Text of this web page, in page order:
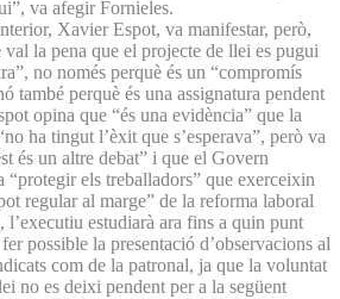
va afegir Fornieles.
Xavier Espot, va manifestar, però,
la pena que el projecte de llei es pugui
no només perquè és un “compromís
també perquè és una assignatura pendent
opina que “és una evidència” que la
ha tingut l’èxit que s’esperava”, però va
és un altre debat” i que el Govern
“protegir els treballadors” que exerceixin
regular al marge” de la reforma laboral
l’executiu estudiarà ara fins a quin punt
possible la presentació d’observacions al
com de la patronal, ja que la voluntat
no es deixi pendent per a la següent